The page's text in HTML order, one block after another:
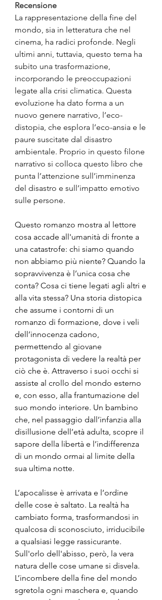
Recensione
La rappresentazione della fine del
mondo, sia in letteratura che nel
cinema, ha radici profonde. Negli
ultimi anni, tuttavia, questo tema ha
subito una trasformazione,
incorporando le preoccupazioni
legate alla crisi climatica. Questa
evoluzione ha dato forma a un
nuovo genere narrativo, l’eco-
distopia, che esplora l’eco-ansia e le
paure suscitate dal disastro
ambientale. Proprio in questo filone
narrativo si colloca questo libro che
punta l’attenzione sull’imminenza
del disastro e sull’impatto emotivo
sulle persone.
Questo romanzo mostra al lettore
cosa accade all'umanità di fronte a
una catastrofe: chi siamo quando
non abbiamo più niente? Quando la
sopravvivenza è l’unica cosa che
conta? Cosa ci tiene legati agli altri e
alla vita stessa? Una storia distopica
che assume i contorni di un
romanzo di formazione, dove i veli
dell’innocenza cadono,
permettendo al giovane
protagonista di vedere la realtà per
ciò che è. Attraverso i suoi occhi si
assiste al crollo del mondo esterno
e, con esso, alla frantumazione del
suo mondo interiore. Un bambino
che, nel passaggio dall’infanzia alla
disillusione dell’età adulta, scopre il
sapore della libertà e l’indifferenza
di un mondo ormai al limite della
sua ultima notte.
L’apocalisse è arrivata e l’ordine
delle cose è saltato. La realtà ha
cambiato forma, trasformandosi in
qualcosa di sconosciuto, irriducibile
a qualsiasi legge rassicurante.
Sull'orlo dell'abisso, però, la vera
natura delle cose umane si disvela.
L’incombere della fine del mondo
sgretola ogni maschera e, quando